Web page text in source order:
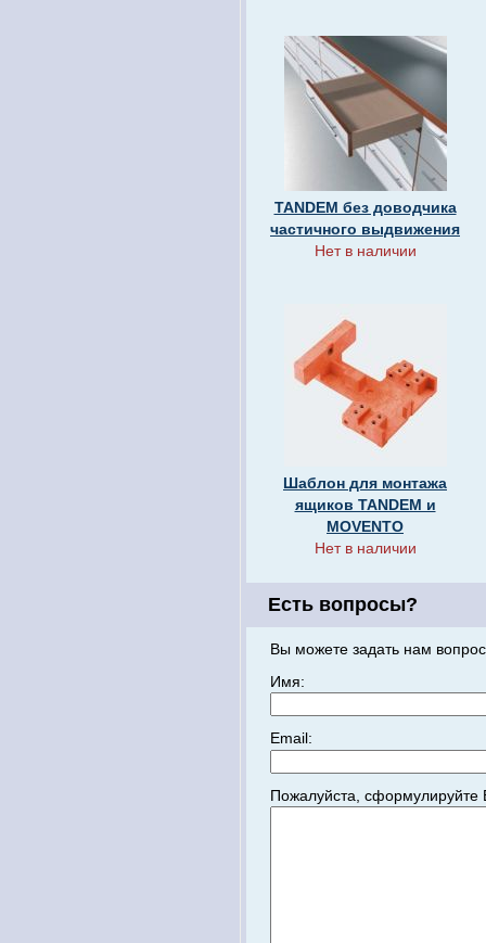
TANDEM без доводчика
частичного выдвижения
Нет в наличии
Шаблон для монтажа
ящиков TANDEM и
MOVENTO
Нет в наличии
Есть вопросы?
Вы можете задать нам
Имя:
Email:
Пожалуйста,